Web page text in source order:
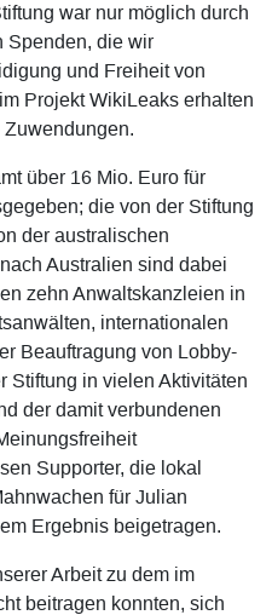
war nur möglich durch
Spenden, die wir
und Freiheit von
Projekt WikiLeaks erhalten
über 16 Mio. Euro für
die von der Stiftung
der australischen
Australien sind dabei
zehn Anwaltskanzleien in
internationalen
Beauftragung von Lobby-
Stiftung in vielen Aktivitäten
der damit verbundenen
Supporter, die lokal
für Julian
Ergebnis beigetragen.
Arbeit zu dem im
beitragen konnten, sich